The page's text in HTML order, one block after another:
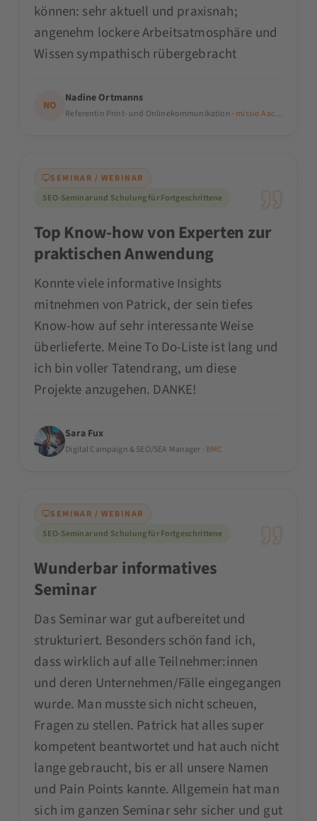
können: sehr aktuell und praxisnah;
angenehm lockere Arbeitsatmosphäre und
Wissen sympathisch rübergebracht
NO
Nadine Ortmanns
Referentin Print- und Onlinekommunikation · missio Aachen
SEMINAR / WEBINAR
SEO-Seminar und Schulung für Fortgeschrittene
Top Know-how von Experten zur
praktischen Anwendung
Konnte viele informative Insights
mitnehmen von Patrick, der sein tiefes
Know-how auf sehr interessante Weise
überlieferte. Meine To Do-Liste ist lang und
ich bin voller Tatendrang, um diese
Projekte anzugehen. DANKE!
Sara Fux
Digital Campaign & SEO/SEA Manager · BMC
SEMINAR / WEBINAR
SEO-Seminar und Schulung für Fortgeschrittene
Wunderbar informatives
Seminar
Das Seminar war gut aufbereitet und
strukturiert. Besonders schön fand ich,
dass wirklich auf alle Teilnehmer:innen
und deren Unternehmen/Fälle eingegangen
wurde. Man musste sich nicht scheuen,
Fragen zu stellen. Patrick hat alles super
kompetent beantwortet und hat auch nicht
lange gebraucht, bis er all unsere Namen
und Pain Points kannte. Allgemein hat man
sich im ganzen Seminar sehr sicher und gut